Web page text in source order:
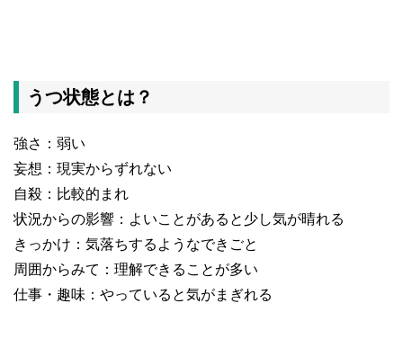
うつ状態とは？
強さ：弱い
妄想：現実からずれない
自殺：比較的まれ
状況からの影響：よいことがあると少し気が晴れる
きっかけ：気落ちするようなできごと
周囲からみて：理解できることが多い
仕事・趣味：やっていると気がまぎれる